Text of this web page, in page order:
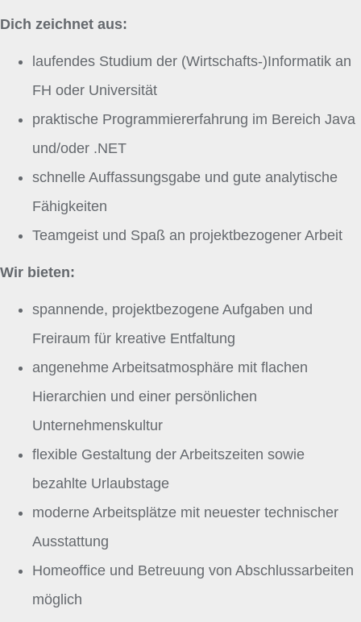
Dich zeichnet aus:
laufendes Studium der (Wirtschafts-)Informatik an
FH oder Universität
praktische Programmiererfahrung im Bereich Java
und/oder .NET
schnelle Auffassungsgabe und gute analytische
Fähigkeiten
Teamgeist und Spaß an projektbezogener Arbeit
Wir bieten:
spannende, projektbezogene Aufgaben und
Freiraum für kreative Entfaltung
angenehme Arbeitsatmosphäre mit flachen
Hierarchien und einer persönlichen
Unternehmenskultur
flexible Gestaltung der Arbeitszeiten sowie
bezahlte Urlaubstage
moderne Arbeitsplätze mit neuester technischer
Ausstattung
Homeoffice und Betreuung von Abschlussarbeiten
möglich